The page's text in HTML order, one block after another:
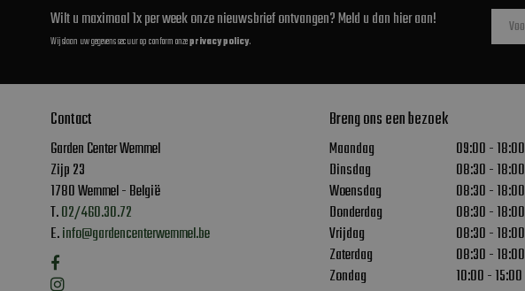
Wilt u maximaal 1x per week onze nieuwsbrief ontvangen? Meld u dan hier aan!
Wij slaan uw gegevens secuur op conform onzeprivacy policy.
Contact
Garden Center Wemmel
Zijp 23
1780 Wemmel - België
T.02/460.30.72
E.info@gardencenterwemmel.be
Breng ons een bezoek
Maandag
09:00 - 18:00
Dinsdag
08:30 - 18:00
Woensdag
08:30 - 18:00
Donderdag
08:30 - 18:00
Vrijdag
08:30 - 18:00
Zaterdag
08:30 - 18:00
Zondag
10:00 - 15:00